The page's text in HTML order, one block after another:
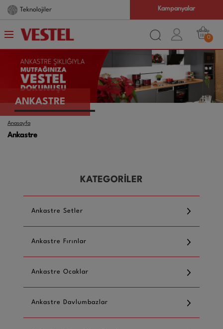
Teknolojiler Kampanyalar
0
ANKASTRE
Anasayfa
Ankastre
KATEGORİLER
Ankastre Setler
Ankastre Fırınlar
Ankastre Ocaklar
Ankastre Davlumbazlar